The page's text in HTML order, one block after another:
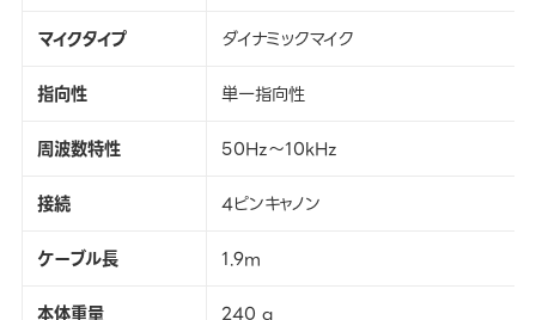
マイクタイプ
ダイナミックマイク
指向性
単一指向性
周波数特性
50Hz～10kHz
接続
4ピンキャノン
ケーブル長
1.9m
本体重量
240 g